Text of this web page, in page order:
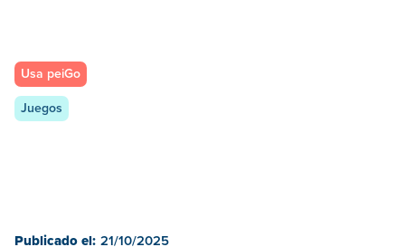
Usa peiGo
Juegos
Publicado el: 21/10/2025